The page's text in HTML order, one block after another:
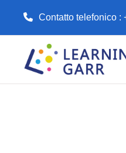
Contatto telefonico :